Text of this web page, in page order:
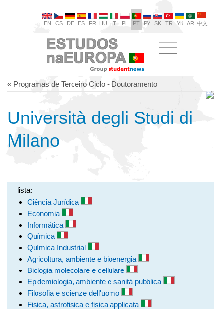
EN CS DE ES FR HU IT PL PT РУ SK TR УК AR 中文
« Programas de Terceiro Ciclo - Doutoramento
Università degli Studi di
Milano
lista:
Ciência Jurídica
Economia
Informática
Química
Química Industrial
Agricoltura, ambiente e bioenergia
Biologia molecolare e cellulare
Epidemiologia, ambiente e sanità pubblica
Filosofia e scienze dell'uomo
Fisica, astrofisica e fisica applicata